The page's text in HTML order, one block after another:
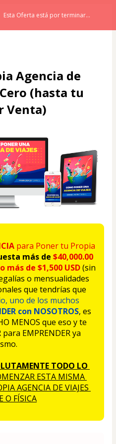
Esta Oferta está por terminar...
Agencia de
(hasta tu
Venta)
para Poner tu Propia
más de $40,000.00
más de $1,500 USD (sin
o mensualidades
que tendrías que
uno de los muchos
con NOSOTROS, es
MENOS que eso y te
para EMPRENDER ya
TODO LO
ESTA MISMA
AGENCIA DE VIAJES
O FÍSICA